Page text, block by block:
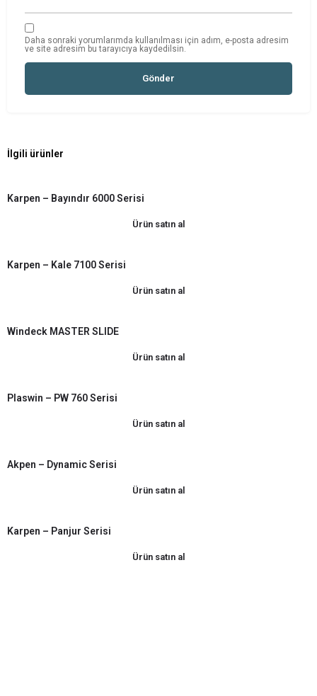
Daha sonraki yorumlarımda kullanılması için adım, e-posta adresim
ve site adresim bu tarayıcıya kaydedilsin.
İlgili ürünler
Karpen – Bayındır 6000 Serisi
Ürün satın al
Karpen – Kale 7100 Serisi
Ürün satın al
Windeck MASTER SLIDE
Ürün satın al
Plaswin – PW 760 Serisi
Ürün satın al
Akpen – Dynamic Serisi
Ürün satın al
Karpen – Panjur Serisi
Ürün satın al